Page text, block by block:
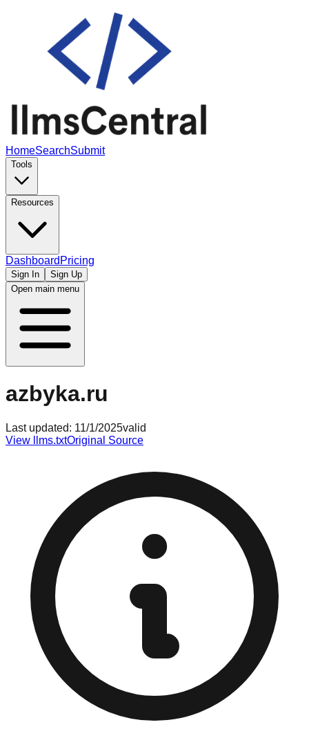
HomeSearchSubmit
Tools
Resources
Dashboard Pricing
Sign In
Sign Up
Open main menu
azbyka.ru
Last updated: 11/1/2025valid
View llms.txtOriginal Source